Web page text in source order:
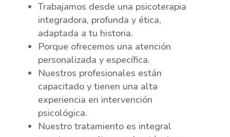
Trabajamos desde una psicoterapia
integradora, profunda y ética,
adaptada a tu historia.
Porque ofrecemos una atención
personalizada y específica.
Nuestros profesionales están
capacitado y tienen una alta
experiencia en intervención
psicológica.
Nuestro tratamiento es integral